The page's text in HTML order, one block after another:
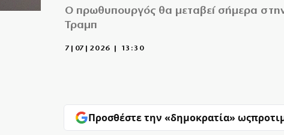
Ο πρωθυπουργός θα μεταβεί σήμερα
Τραμπ
7|07|2026 | 13:30
Προσθέστε την «δημοκρατία» ως